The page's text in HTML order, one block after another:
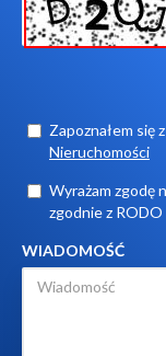
Zapoznałem się z
Nieruchomości
Wyrażam zgodę
zgodnie z RODO
WIADOMOŚĆ